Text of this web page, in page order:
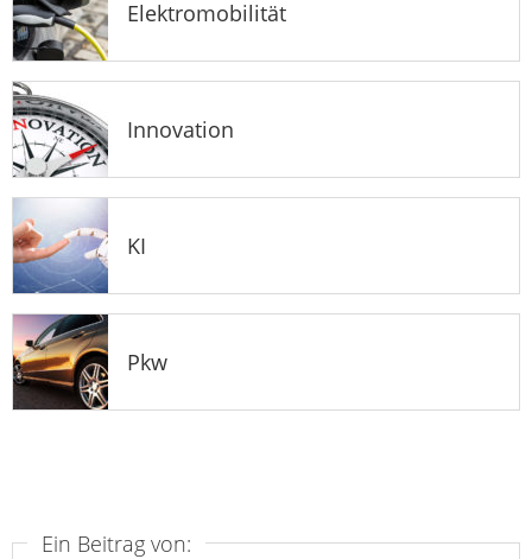
Elektromobilität
Innovation
KI
Pkw
Ein Beitrag von: